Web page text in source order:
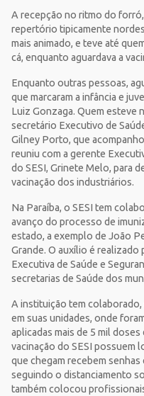
A recepção no ritmo do
repertório tipicamente
mais animado, e teve até
cá, enquanto aguardava a
Enquanto outras pessoas,
que marcaram a infância e
Luiz Gonzaga. Quem esteve
secretário Executivo de
Gilney Porto, que
reuniu com a gerente
do SESI, Grinete Melo, para
vacinação dos industriários.
Na Paraíba, o SESI tem
avanço do processo de
estado, a exemplo de João
Grande. O auxílio é realizado
Executiva de Saúde e
secretarias de Saúde dos
A instituição tem
em suas unidades, onde
aplicadas mais de 5 mil
vacinação do SESI possuem
que chegam recebem senhas
seguindo o distanciamento
também colocou